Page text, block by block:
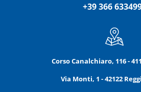
+39 366
Corso Canalchiaro, 116 -
Via Monti, 1 - 42122